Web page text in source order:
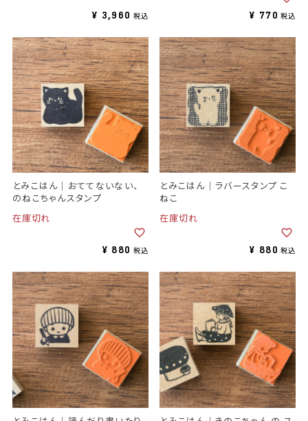
¥ 3,960 税込 ¥ 770 税込
とみこはん｜おててないない、
のねこちゃんスタンプ
在庫切れ
¥ 880 税込
とみこはん｜ラバースタンプ こ
ねこ
在庫切れ
¥ 880 税込